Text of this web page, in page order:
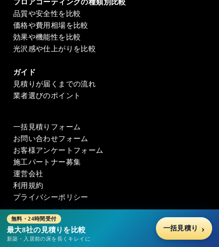
フロアコーティングの種類別比較
品質や安全性を比較
価格や費用相場を比較
効果や機能性を比較
光沢感や仕上がりを比較
ガイド
見積りが届くまでの流れ
業者選びのポイント
一括見積りフォーム
お問い合わせフォーム
お客様アンケートフォーム
施工パートナー募集
運営会社
利用規約
プライバシーポリシー
無料・24時間受付
最大8社の見積りを比較
新築・入居前の床を長くキレイに
一括見積り